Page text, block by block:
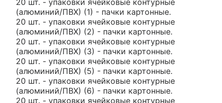
20 шт. - упаковки ячейковые контурные
(алюминий/ПВХ) (1) - пачки картонные.
20 шт. - упаковки ячейковые контурные
(алюминий/ПВХ) (2) - пачки картонные.
20 шт. - упаковки ячейковые контурные
(алюминий/ПВХ) (3) - пачки картонные.
20 шт. - упаковки ячейковые контурные
(алюминий/ПВХ) (5) - пачки картонные.
20 шт. - упаковки ячейковые контурные
(алюминий/ПВХ) (6) - пачки картонные.
20 шт. - упаковки ячейковые контурные